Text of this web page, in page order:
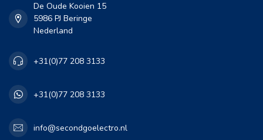
De Oude Kooien 15
5986 PJ Beringe
Nederland
+31(0)77 208 3133
+31(0)77 208 3133
info@secondgoelectro.nl